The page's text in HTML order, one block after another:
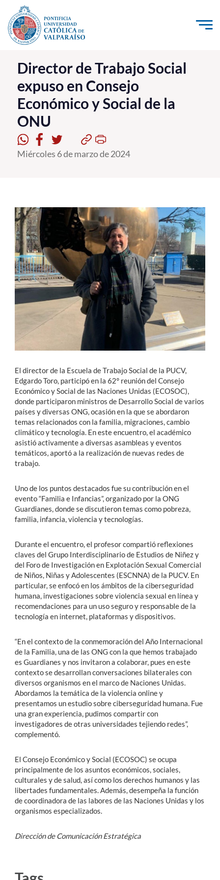
Click acá para ir directamente al contenido
La Universidad
Investigación, Creación e Innovación
PUCV Internacional
Vinculación con el Medio
Admisión
Formación Continua
Estudiantes
Académicos
Funcionarios
Alumni
Director de Trabajo Social
expuso en Consejo
Económico y Social de la
ONU
Miércoles 6 de marzo de 2024
El director de la Escuela de Trabajo Social de la PUCV,
Edgardo Toro, participó en la 62° reunión del Consejo
Económico y Social de las Naciones Unidas (ECOSOC),
donde participaron ministros de Desarrollo Social de varios
países y diversas ONG, ocasión en la que se abordaron
temas relacionados con la familia, migraciones, cambio
climático y tecnología. En este encuentro, el académico
asistió activamente a diversas asambleas y eventos
temáticos, aportó a la realización de nuevas redes de
trabajo.
Uno de los puntos destacados fue su contribución en el
evento “Familia e Infancias”, organizado por la ONG
Guardianes, donde se discutieron temas como pobreza,
familia, infancia, violencia y tecnologías.
Durante el encuentro, el profesor compartió reflexiones
claves del Grupo Interdisciplinario de Estudios de Niñez y
del Foro de Investigación en Explotación Sexual Comercial
de Niños, Niñas y Adolescentes (ESCNNA) de la PUCV. En
particular, se enfocó en los ámbitos de la ciberseguridad
humana, investigaciones sobre violencia sexual en línea y
recomendaciones para un uso seguro y responsable de la
tecnología en internet, plataformas y dispositivos.
“En el contexto de la conmemoración del Año Internacional
de la Familia, una de las ONG con la que hemos trabajado
es Guardianes y nos invitaron a colaborar, pues en este
contexto se desarrollan conversaciones bilaterales con
diversos organismos en el marco de Naciones Unidas.
Abordamos la temática de la violencia online y
presentamos un estudio sobre ciberseguridad humana. Fue
una gran experiencia, pudimos compartir con
investigadores de otras universidades tejiendo redes”,
complementó.
El Consejo Económico y Social (ECOSOC) se ocupa
principalmente de los asuntos económicos, sociales,
culturales y de salud, así como los derechos humanos y las
libertades fundamentales. Además, desempeña la función
de coordinadora de las labores de las Naciones Unidas y los
organismos especializados.
Dirección de Comunicación Estratégica